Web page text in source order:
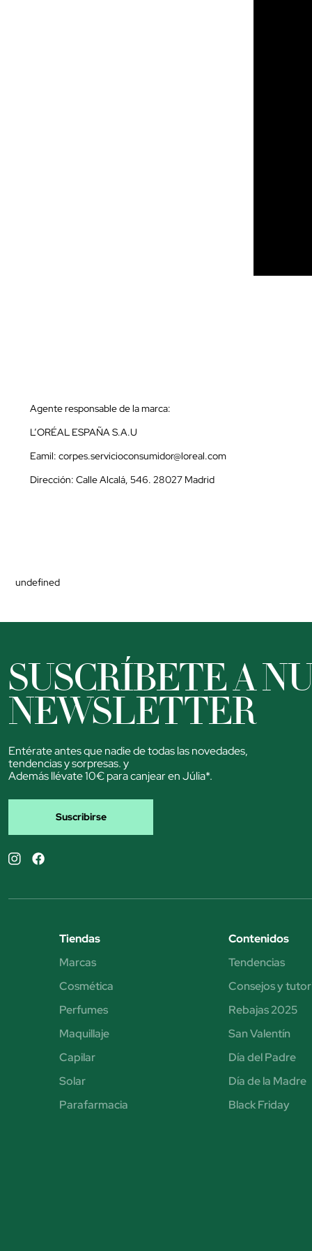
Agente responsable de la marca:
L’ORÉAL ESPAÑA S.A.U
Eamil: corpes.servicioconsumidor@loreal.com
Dirección: Calle Alcalá, 546. 28027 Madrid
undefined
SUSCRÍBETE A
NEWSLETTER
Entérate antes que nadie de todas las novedades,
tendencias y sorpresas. y
Además llévate 10€ para canjear en Júlia*.
Suscribirse
Tiendas
Marcas
Cosmética
Perfumes
Maquillaje
Capilar
Solar
Parafarmacia
Contenidos
Tendencias
Consejos y
Rebajas 2025
San Valentín
Día del Padre
Día de la Madre
Black Friday